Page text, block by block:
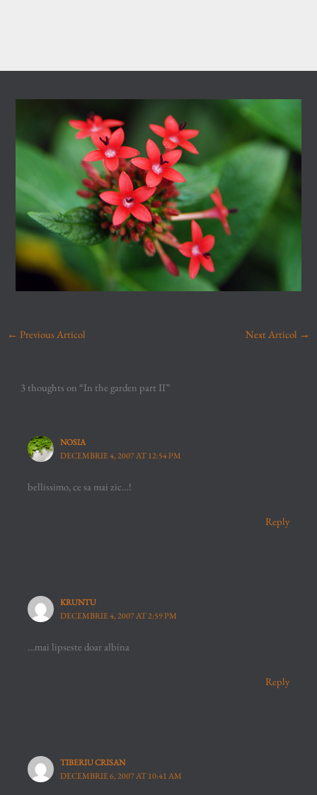
← Previous Articol Next Articol →
3 thoughts on “In the garden part II”
NOSIA
DECEMBRIE 4, 2007 AT 12:54 PM
bellissimo, ce sa mai zic…!
Reply
KRUNTU
DECEMBRIE 4, 2007 AT 2:59 PM
…mai lipseste doar albina
Reply
TIBERIU CRISAN
DECEMBRIE 6, 2007 AT 10:41 AM